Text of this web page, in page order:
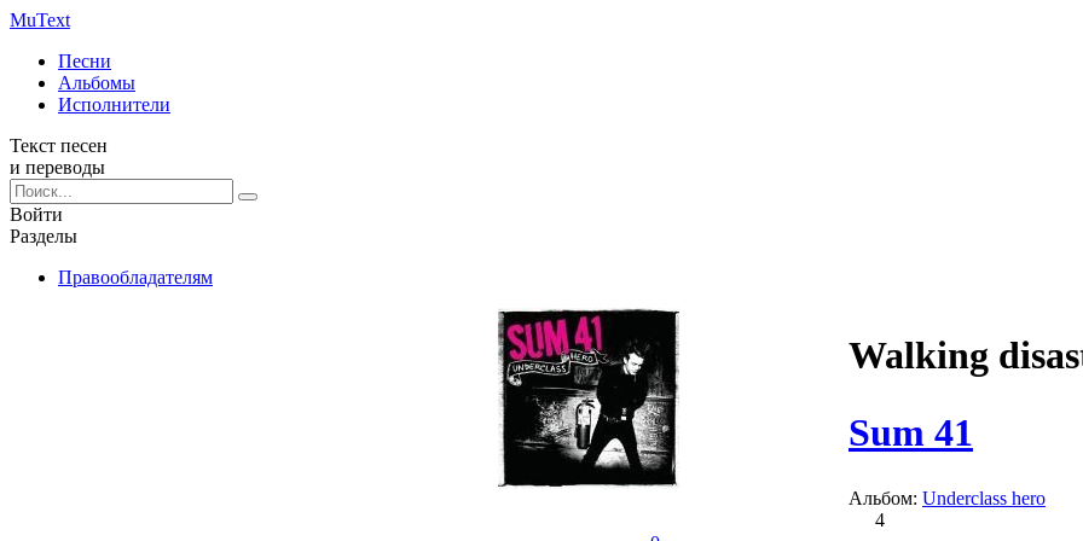
MuText
Песни
Альбомы
Исполнители
Текст песен
и переводы
Войти
Разделы
Правообладателям
Walking
Sum 41
Альбом: Underclass hero
4